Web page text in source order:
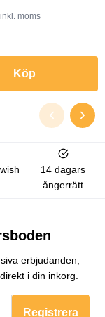
inkl. moms
Köp
14 dagars
ångerrätt
erbjudanden,
i din inkorg.
Registrera